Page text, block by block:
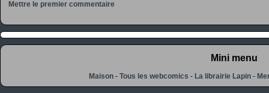
Mettre le premier commentaire
Mini menu
Maison -Tous les webcomics -La librairie Lapin -